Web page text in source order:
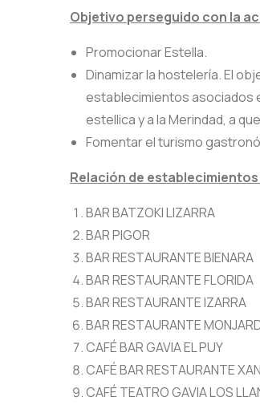
Objetivo perseguido con la
Promocionar Estella.
Dinamizar la hostelería. El
establecimientos asociados
estellica y a la Merindad, a
Fomentar el turismo
Relación de
BAR BATZOKI LIZARRA
BAR PIGOR
BAR RESTAURANTE BIENARA
BAR RESTAURANTE FLORIDA
BAR RESTAURANTE IZARRA
BAR RESTAURANTE
CAFÉ BAR GAVIA EL PUY
CAFÉ BAR RESTAURANTE
CAFÉ TEATRO GAVIA LOS